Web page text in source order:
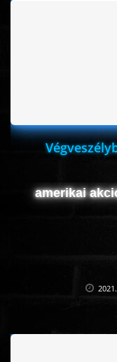
PC-GAME
amerikai